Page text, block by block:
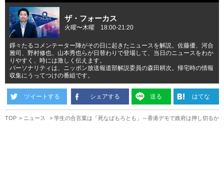
ザ・フォーカス
火曜〜木曜 18:00-21:20
錚々たるコメンテーター陣がその日に起きたニュースを解説。佐藤優、河合
雅司、野村修也、山本秀也らが日替わりで登場して、当日のニュースをわか
りやすく、時には激しく伝えます。
パーソナリティは、ニッポン放送報道部解説委員の森田耕次。帰宅時の情報
収集にうってつけの番組です。
ツイートする シェアする 送る はてな
TOP ニュース 学生の合言葉は「死なばもろとも」～香港デモで政府は押し切るか